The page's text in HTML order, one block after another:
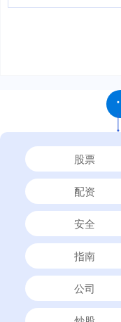
股票
配资
安全
指南
公司